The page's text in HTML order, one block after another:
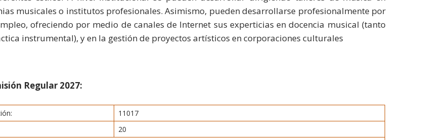
musicales o institutos profesionales. Asimismo, pueden desarrollarse profesionalmente por
ofreciendo por medio de canales de Internet sus experticias en docencia musical (tanto
instrumental), y en la gestión de proyectos artísticos en corporaciones culturales
Regular 2027:
11017
20